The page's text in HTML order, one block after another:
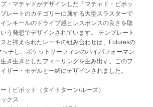
・マチャドがデザインした「マチャド・ピボッ
レートのカテゴリーに属する大型スラスターで
ンキールのドライブ感とレスポンスの良さを取
う発想でデザインされています。 テンプレート
と抑えられたレーキの組み合わせは、Futuresの
チし、ポケットサーフィンのハイパフォーマン
き生きとしたフィーリングを生み出す。このフ
ザー・モデルと一緒にデザインされました。
｜ピボット（タイトターン/ルーズ）
クス